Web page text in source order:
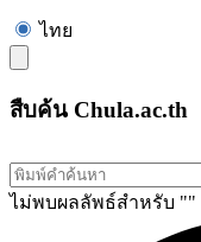
ไทย
สืบค้น Chula.ac.th
ไม่พบผลลัพธ์สำหรับ ""